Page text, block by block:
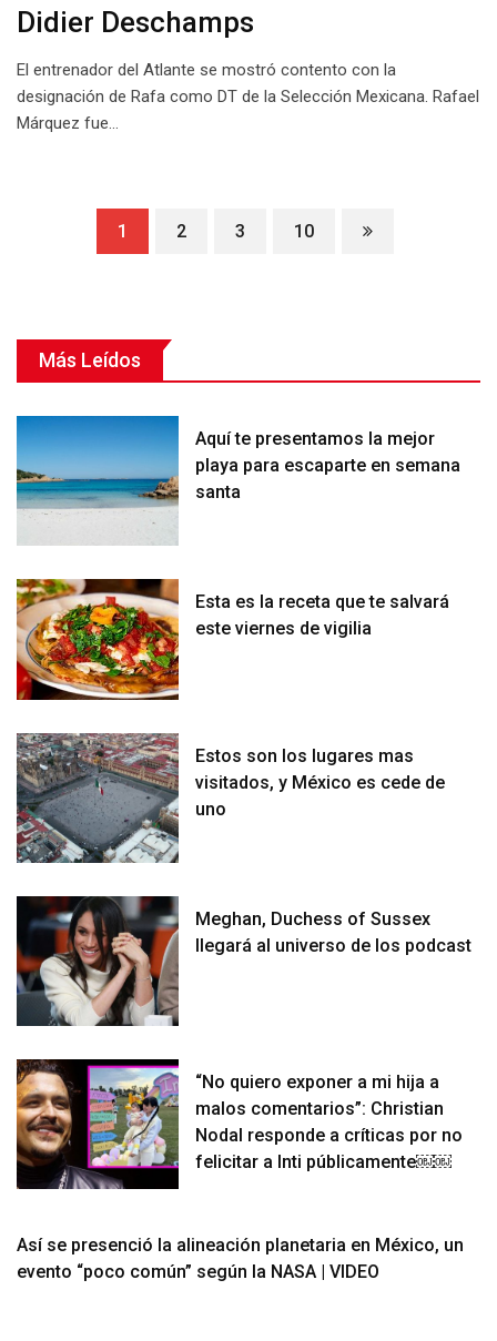
Didier Deschamps
El entrenador del Atlante se mostró contento con la
designación de Rafa como DT de la Selección Mexicana. Rafael
Márquez fue…
1 2 3 10
Más Leídos
Aquí te presentamos la mejor
playa para escaparte en semana
santa
Esta es la receta que te salvará
este viernes de vigilia
Estos son los lugares mas
visitados, y México es cede de
uno
Meghan, Duchess of Sussex
llegará al universo de los podcast
“No quiero exponer a mi hija a
malos comentarios”: Christian
Nodal responde a críticas por no
felicitar a Inti públicamente￼￼
Así se presenció la alineación planetaria en México, un
evento “poco común” según la NASA | VIDEO